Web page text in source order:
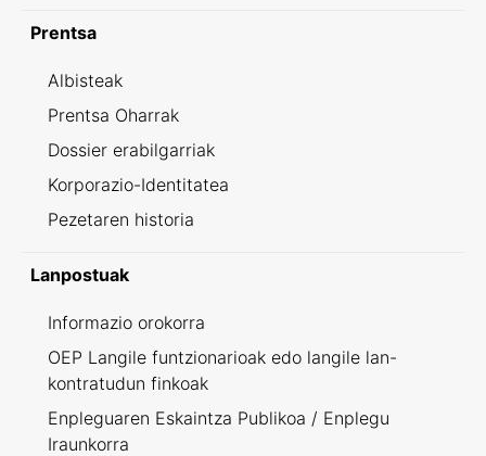
Prentsa
Albisteak
Prentsa Oharrak
Dossier erabilgarriak
Korporazio-Identitatea
Pezetaren historia
Lanpostuak
Informazio orokorra
OEP Langile funtzionarioak edo langile lan-
kontratudun finkoak
Enpleguaren Eskaintza Publikoa / Enplegu
Iraunkorra